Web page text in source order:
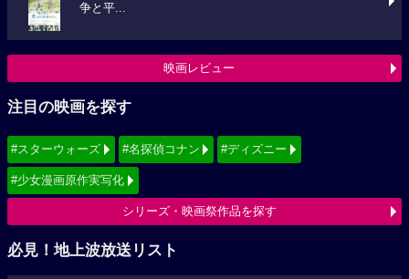
争と平...
映画レビュー
注目の映画を探す
#スターウォーズ #名探偵コナン #ディズニー
#少女漫画原作実写化
シリーズ・映画祭作品を探す
必見！地上波放送リスト